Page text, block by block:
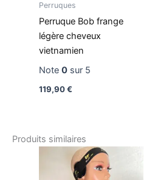
Perruques
Perruque Bob frange
légère cheveux
vietnamien
Note 0sur 5
119,90€
Produits similaires